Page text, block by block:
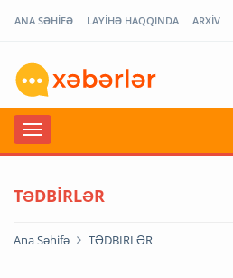
ANA SƏHİFƏ LAYİHƏ HAQQINDA ARXİV
TƏDBİRLƏR
Ana Səhifə TƏDBİRLƏR